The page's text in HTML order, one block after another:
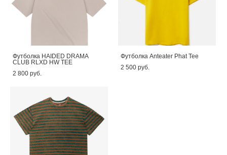
Футболка HAIDED DRAMA
CLUB RLXD HW TEE
2 800 pуб.
Футболка Anteater Phat Tee
2 500 pуб.